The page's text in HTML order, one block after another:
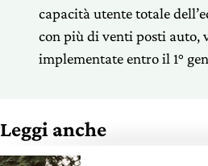
capacità utente totale
con più di venti posti auto,
implementate entro il 1°
Leggi anche